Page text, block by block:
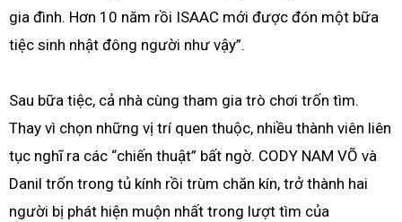
gia đình. Hơn 10 năm rồi ISAAC mới được đón một bữa
tiệc sinh nhật đông người như vậy”.
Sau bữa tiệc, cả nhà cùng tham gia trò chơi trốn tìm.
Thay vì chọn những vị trí quen thuộc, nhiều thành viên liên
tục nghĩ ra các “chiến thuật” bất ngờ. CODY NAM VÕ và
Danil trốn trong tủ kính rồi trùm chăn kín, trở thành hai
người bị phát hiện muộn nhất trong lượt tìm của